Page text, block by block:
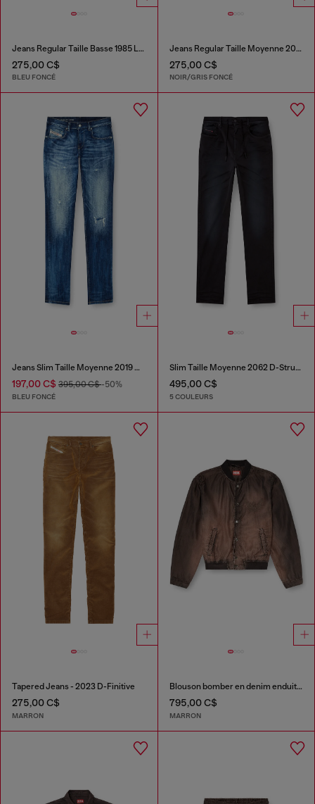
Jeans Regular Taille Basse 1985 Larkee
275,00 C$
BLEU FONCÉ
Jeans Regular Taille Moyenne 2023 D-Finitive
275,00 C$
NOIR/GRIS FONCÉ
Jeans Slim Taille Moyenne 2019 D-Strukt
197,00 C$ 395,00 C$-50%
BLEU FONCÉ
Slim Taille Moyenne 2062 D-Strukt Joggjeans®
495,00 C$
5 COULEURS
Tapered Jeans - 2023 D-Finitive
275,00 C$
MARRON
Blouson bomber en denim enduit fluide
795,00 C$
MARRON